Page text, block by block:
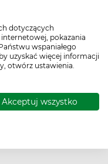
dotyczących
pokazania
wspaniałego
uzyskać więcej informacji
otwórz ustawienia.
Akceptuj wszystko